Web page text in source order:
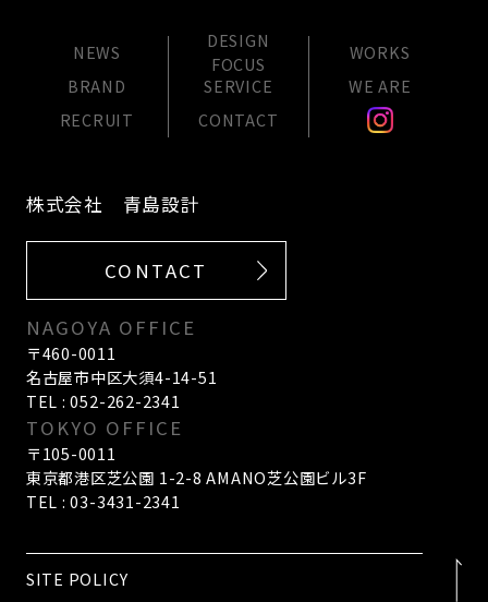
NEWS
DESIGN
FOCUS
WORKS
BRAND
SERVICE
WE ARE
RECRUIT
CONTACT
株式会社 青島設計
CONTACT
NAGOYA OFFICE
〒460-0011
名古屋市中区大須4-14-51
TEL : 052-262-2341
TOKYO OFFICE
〒105-0011
東京都港区芝公園 1-2-8 AMANO芝公園ビル3F
TEL : 03-3431-2341
SITE POLICY